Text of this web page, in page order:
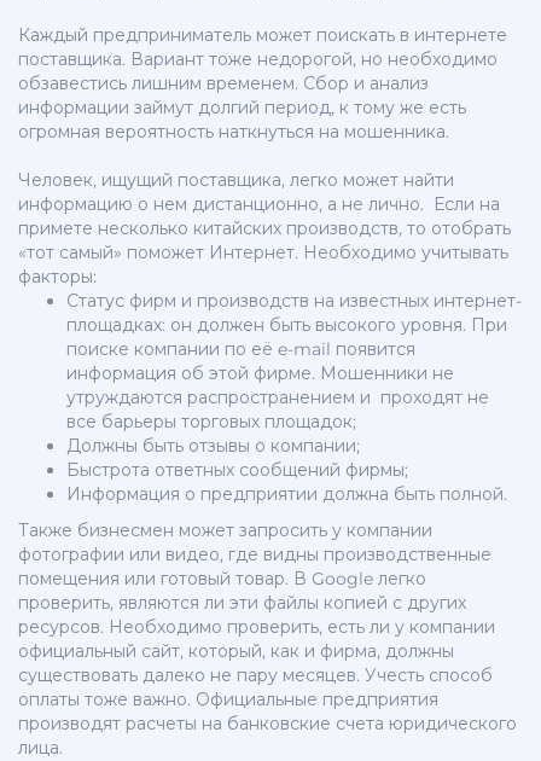
Каждый предприниматель может поискать в интернете
поставщика. Вариант тоже недорогой, но необходимо
обзавестись лишним временем. Сбор и анализ
информации займут долгий период, к тому же есть
огромная вероятность наткнуться на мошенника.
Человек, ищущий поставщика, легко может найти
информацию о нем дистанционно, а не лично. Если на
примете несколько китайских производств, то отобрать
«тот самый» поможет Интернет. Необходимо учитывать
факторы:
Статус фирм и производств на известных интернет-
площадках: он должен быть высокого уровня. При
поиске компании по её e-mail появится
информация об этой фирме. Мошенники не
утруждаются распространением и проходят не
все барьеры торговых площадок;
Должны быть отзывы о компании;
Быстрота ответных сообщений фирмы;
Информация о предприятии должна быть полной.
Также бизнесмен может запросить у компании
фотографии или видео, где видны производственные
помещения или готовый товар. В Google легко
проверить, являются ли эти файлы копией с других
ресурсов. Необходимо проверить, есть ли у компании
официальный сайт, который, как и фирма, должны
существовать далеко не пару месяцев. Учесть способ
оплаты тоже важно. Официальные предприятия
производят расчеты на банковские счета юридического
лица.